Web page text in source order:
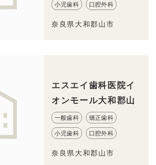
小児歯科 口腔外科
奈良県大和郡山市
エスエイ歯科医院イ
オンモール大和郡山
一般歯科 矯正歯科
小児歯科 口腔外科
奈良県大和郡山市